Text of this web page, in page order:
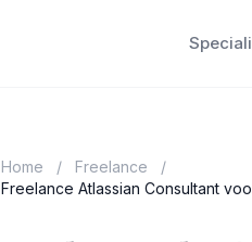
Home / Freelance
/
Freelance Atlassian Consultant